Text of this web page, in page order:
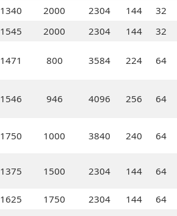
1340 2000 2304 144 32
1545 2000 2304 144 32
1471 800 3584 224 64
1546 946 4096 256 64
1750 1000 3840 240 64
1375 1500 2304 144 64
1625 1750 2304 144 64